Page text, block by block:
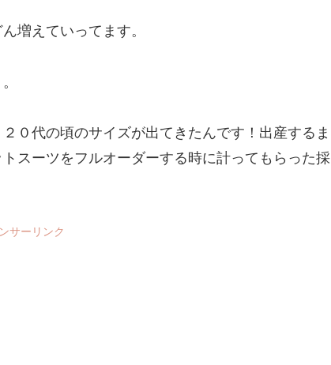
増えていってます。
０代の頃のサイズが出てきたんです！出産するま
スーツをフルオーダーする時に計ってもらった採
サーリンク